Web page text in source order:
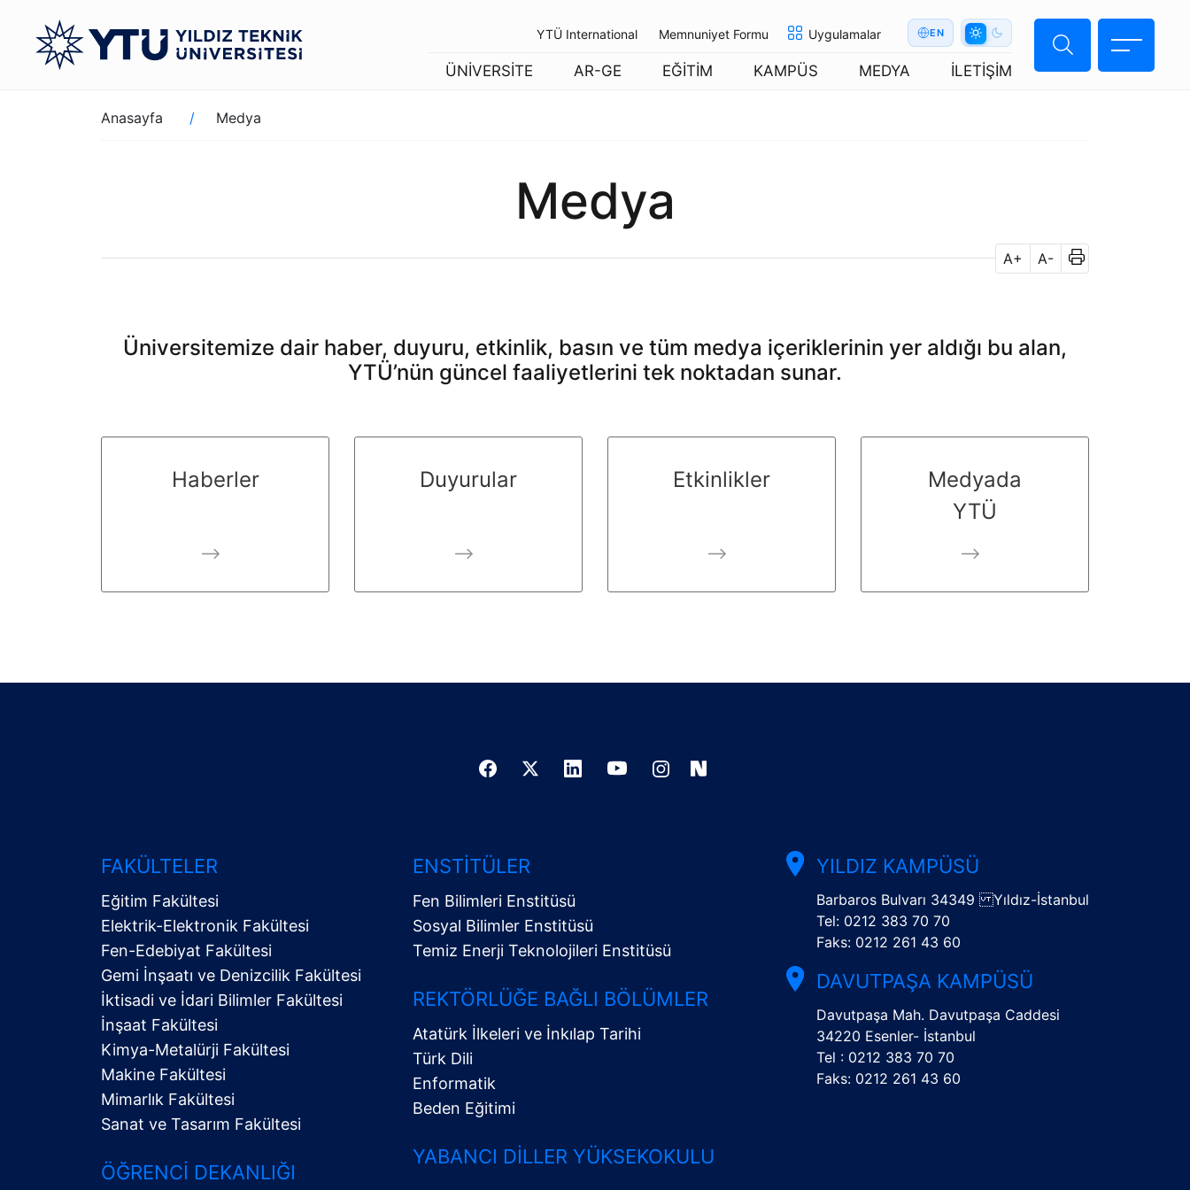
YTÜ International Memnuniyet Formu Uygulamalar EN
ÜNİVERSİTE AR-GE EĞİTİM KAMPÜS MEDYA İLETİŞİM
Sayfa
yolu
Anasayfa Medya
Medya
A+ A-
Üniversitemize dair haber, duyuru, etkinlik, basın ve tüm medya içeriklerinin yer aldığı bu alan,
YTÜ’nün güncel faaliyetlerini tek noktadan sunar.
Haberler Duyurular Etkinlikler
Medyada
YTÜ
Alt
Menü
FAKÜLTELER
Eğitim Fakültesi
Elektrik-Elektronik Fakültesi
Fen-Edebiyat Fakültesi
Gemi İnşaatı ve Denizcilik Fakültesi
İktisadi ve İdari Bilimler Fakültesi
İnşaat Fakültesi
Kimya-Metalürji Fakültesi
Makine Fakültesi
Mimarlık Fakültesi
Sanat ve Tasarım Fakültesi
ÖĞRENCI DEKANLIĞI
ENSTITÜLER
Fen Bilimleri Enstitüsü
Sosyal Bilimler Enstitüsü
Temiz Enerji Teknolojileri Enstitüsü
REKTÖRLÜĞE BAĞLI BÖLÜMLER
Atatürk İlkeleri ve İnkılap Tarihi
Türk Dili
Enformatik
Beden Eğitimi
YABANCI DILLER YÜKSEKOKULU
YILDIZ KAMPÜSÜ
Barbaros Bulvarı 34349 Yıldız-İstanbul
Tel: 0212 383 70 70
Faks: 0212 261 43 60
DAVUTPAŞA KAMPÜSÜ
Davutpaşa Mah. Davutpaşa Caddesi
34220 Esenler- İstanbul
Tel : 0212 383 70 70
Faks: 0212 261 43 60